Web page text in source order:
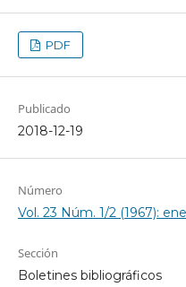
PDF
Publicado
2018-12-19
Número
Vol. 23 Núm. 1/2 (1967):
Sección
Boletines bibliográficos